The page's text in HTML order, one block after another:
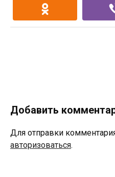
Добавить
Для отправки
авторизоваться.